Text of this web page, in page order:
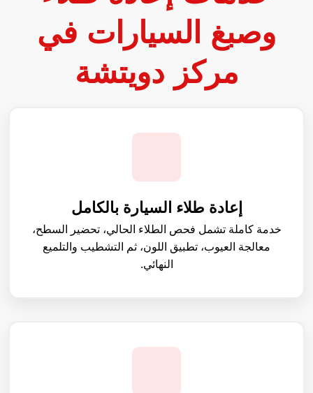
وصبغ السيارات في
مركز دويتشة
إعادة طلاء السيارة بالكامل
خدمة كاملة تشمل فحص الطلاء الحالي، تحضير السطح،
معالجة العيوب، تطبيق اللون، ثم التشطيب والتلميع
النهائي.